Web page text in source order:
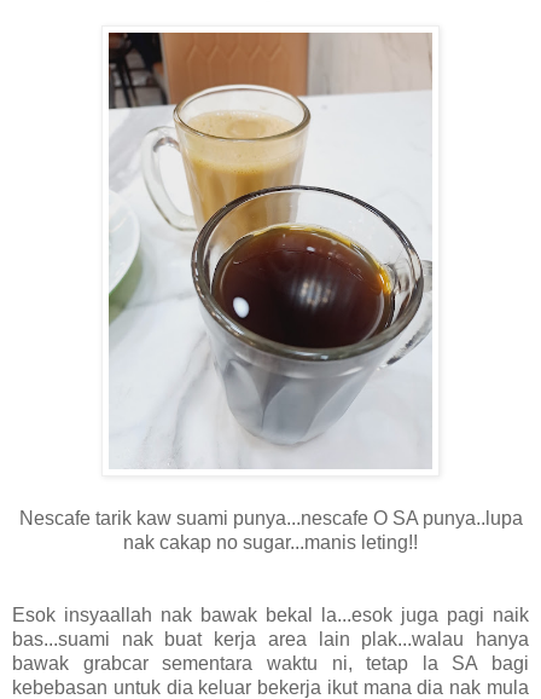
Nescafe tarik kaw suami punya...nescafe O SA punya..lupa
nak cakap no sugar...manis leting!!
Esok insyaallah nak bawak bekal la...esok juga pagi naik
bas...suami nak buat kerja area lain plak...walau hanya
bawak grabcar sementara waktu ni, tetap la SA bagi
kebebasan untuk dia keluar bekerja ikut mana dia nak mula